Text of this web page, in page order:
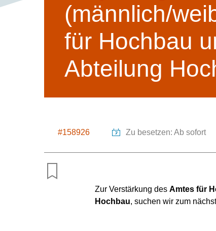
(männlich/
für Hochbau
Abteilung
#158926 Zu besetzen: Ab sofort
Zur Verstärkung des Amtes für
Hochbau, suchen wir zum